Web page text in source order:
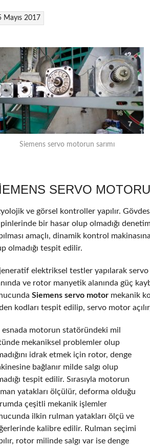
Mayıs 2017
Siemens servo motorun sarımı
SERVO
ve görsel kontroller yapılır.
bir hasar olup olmadığı
amaçlı, dinamik kontrol
olmadığı tespit edilir.
elektriksel testler yapılarak
ve rotor manyetik alanında güç
Siemens servo motor mekanik
kodları tespit edilip, servo motor
esnada motorun statöründeki mil
mekaniksel problemler olup
idrak etmek için rotor, denge
bağlanır milde salgı olup
tespit edilir. Sırasıyla motorun
yatakları ölçülür, deforma olduğu
çeşitli mekanik işlemler
ilkin rulman yatakları ölçü ve
kalibre edilir. Rulman seçimi
rotor milinde salgı var ise denge